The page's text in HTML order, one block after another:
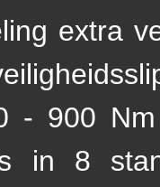
extra
- 900 Nm
in 8